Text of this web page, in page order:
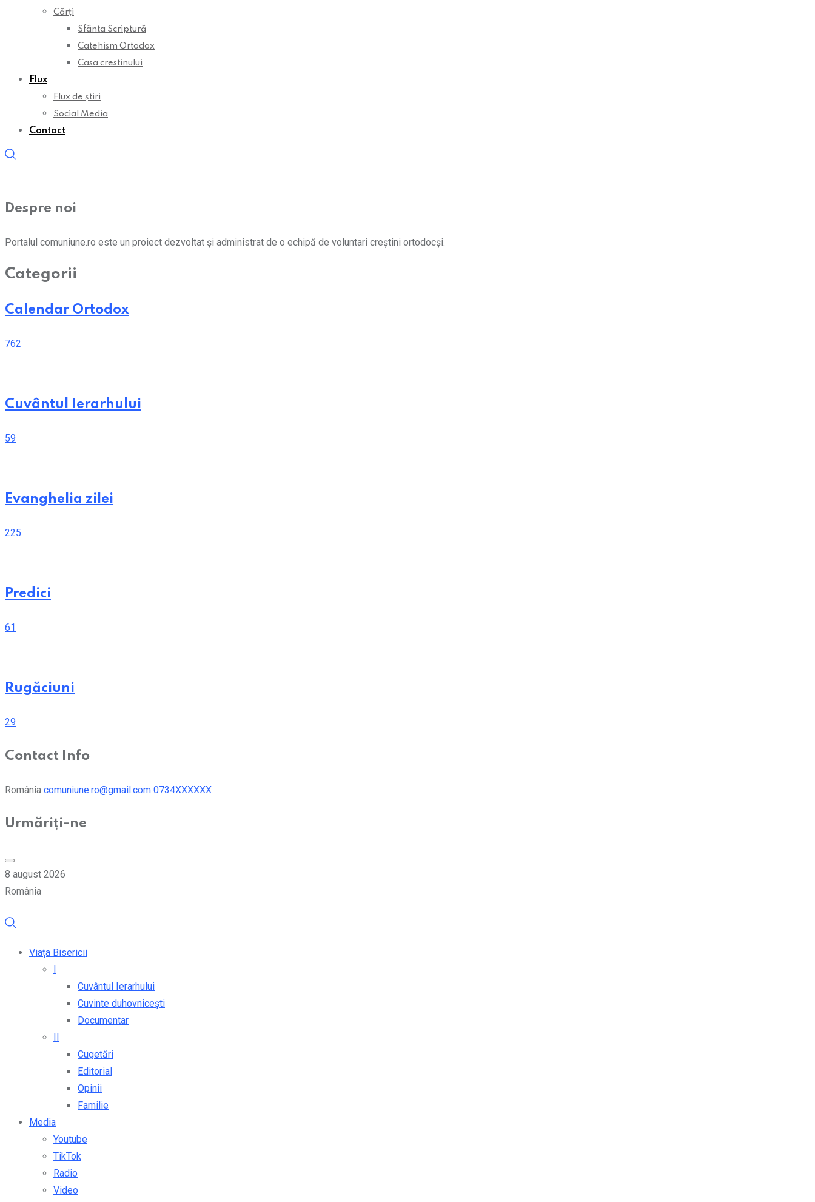
Cărți
Sfânta Scriptură
Catehism Ortodox
Casa crestinului
Flux
Flux de știri
Social Media
Contact
Despre noi
Portalul comuniune.ro este un proiect dezvoltat și administrat de o echipă de voluntari creștini ortodocși.
Categorii
Calendar Ortodox
762
Cuvântul Ierarhului
59
Evanghelia zilei
225
Predici
61
Rugăciuni
29
Contact Info
România comuniune.ro@gmail.com 0734XXXXXX
Urmăriți-ne
8 august 2026
România
Viața Bisericii
Cuvântul Ierarhului
Cuvinte duhovnicești
Documentar
Cugetări
Editorial
Opinii
Familie
Media
Youtube
TikTok
Radio
Video